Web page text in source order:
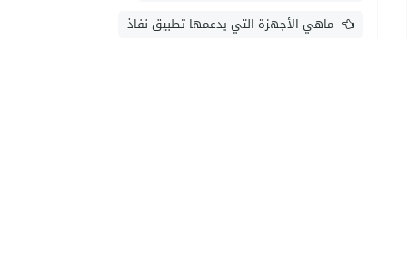
ماهي الأجهزة التي يدعمها تطبيق نفاذ